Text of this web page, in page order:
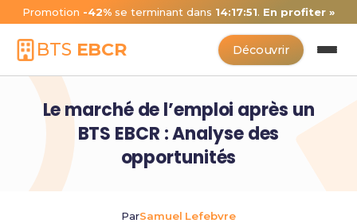
Promotion -42%se terminant dans 14:17:50 .En profiter »
BTS EBCR Découvrir
Le marché de l’emploi après un
BTS EBCR : Analyse des
opportunités
ParSamuel Lefebvre